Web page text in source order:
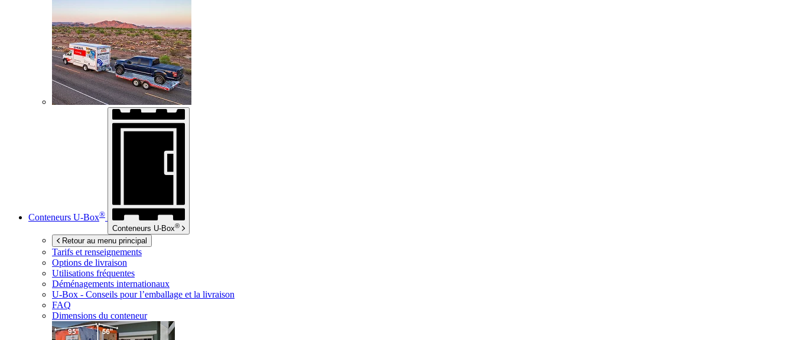
Conteneurs U-Box®
Conteneurs U-Box®
Retour au menu principal
Tarifs et renseignements
Options de livraison
Utilisations fréquentes
Déménagements internationaux
U-Box - Conseils pour l’emballage et la livraison
FAQ
Dimensions du conteneur